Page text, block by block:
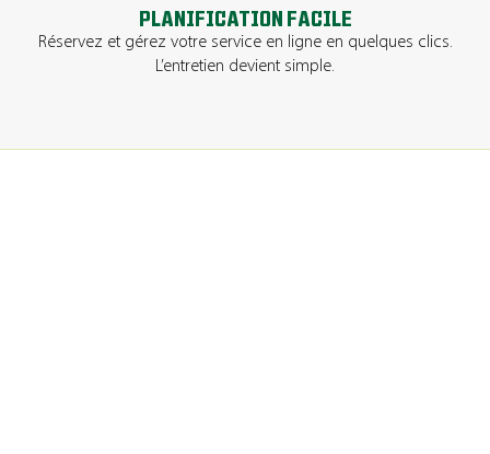
PLANIFICATION FACILE
Réservez et gérez votre service en ligne en quelques clics.
L’entretien devient simple.